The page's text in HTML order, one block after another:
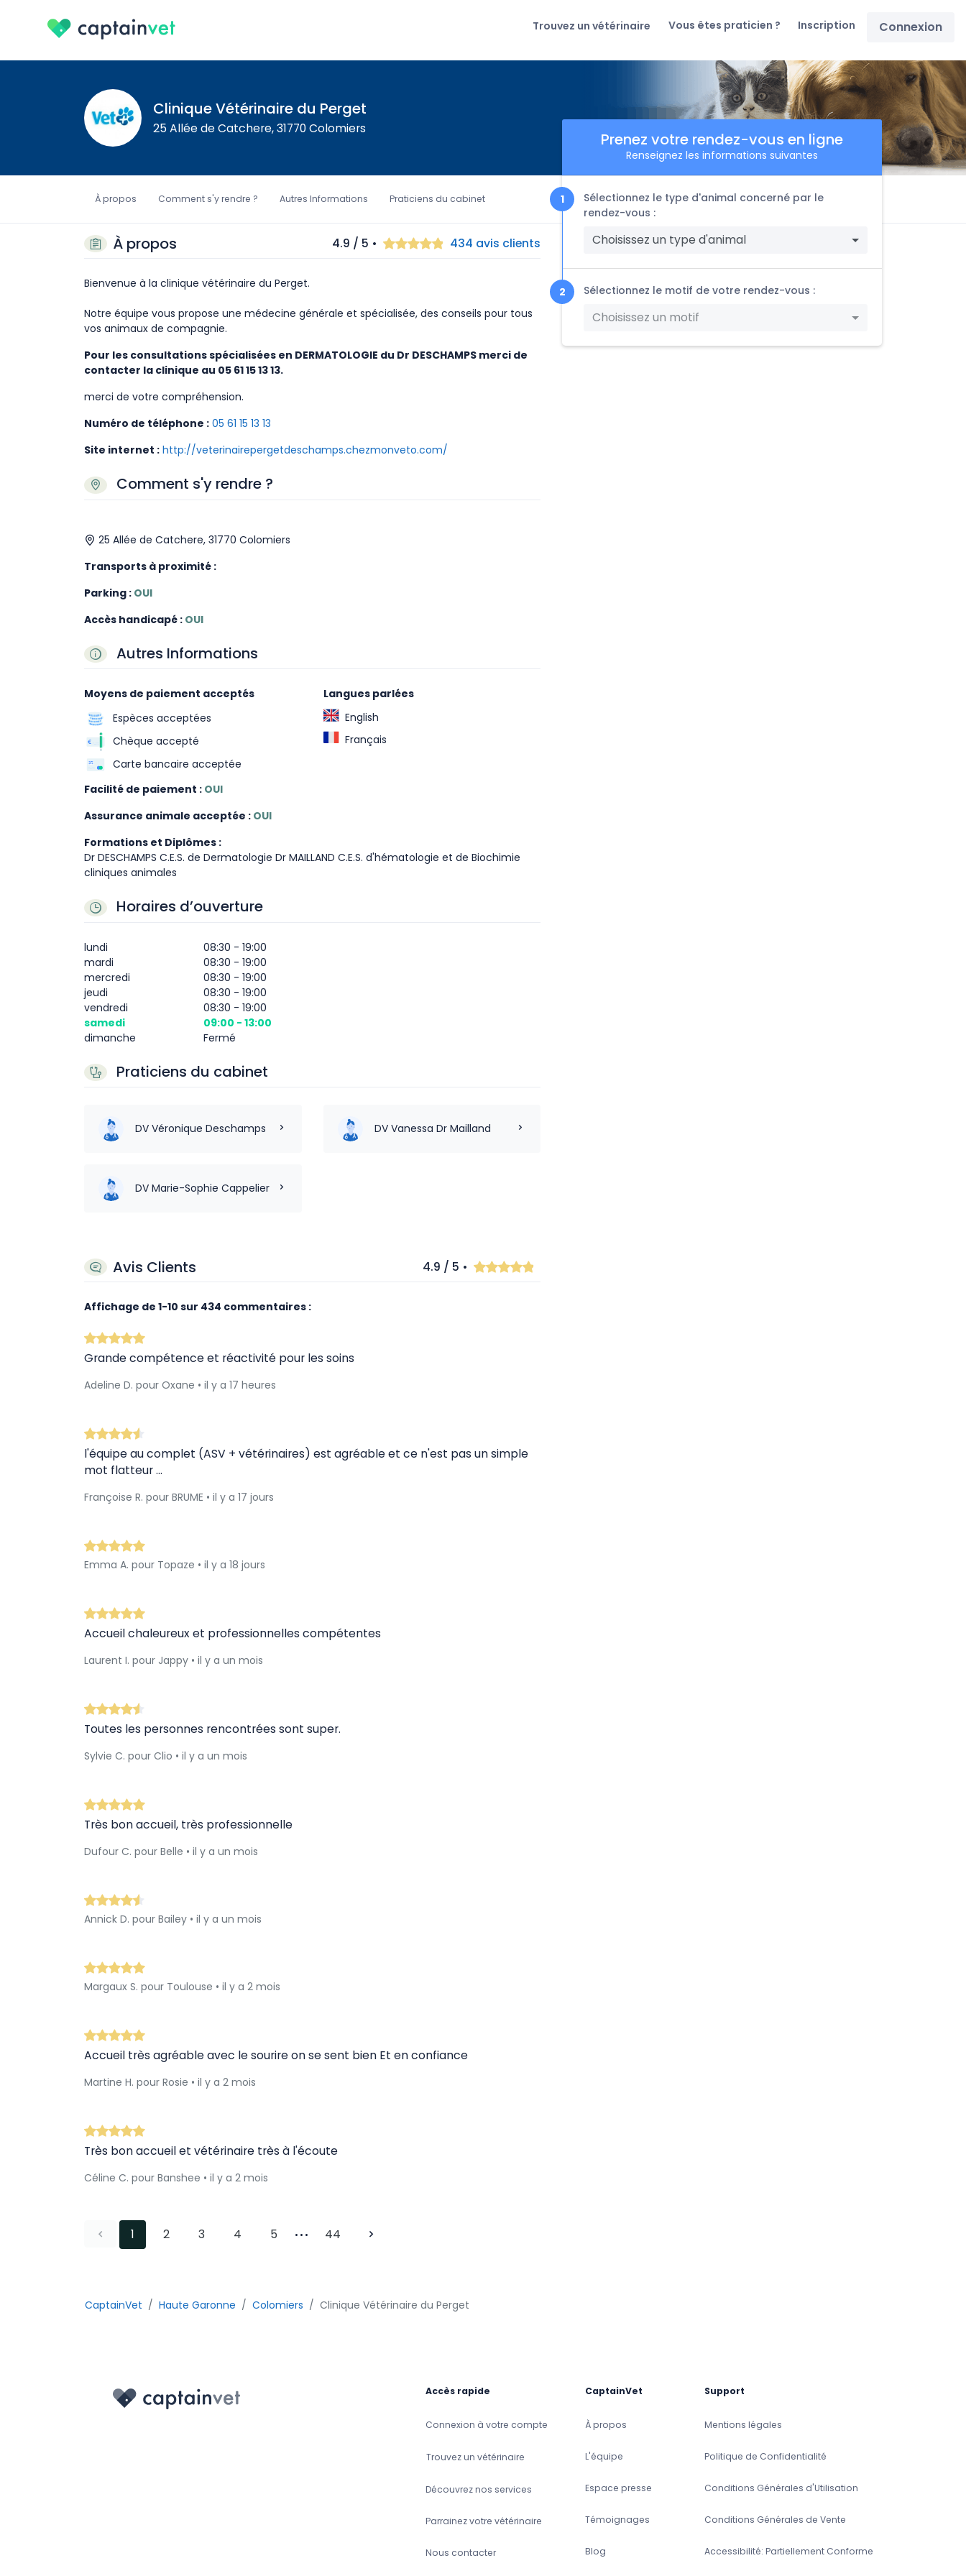
Trouvez un vétérinaire Vous êtes praticien ? Inscription Connexion
Clinique Vétérinaire du Perget
25 Allée de Catchere, 31770 Colomiers
À propos Comment s'y rendre ? Autres Informations Praticiens du cabinet
À propos 4.9 / 5 • 434 avis clients
Bienvenue à la clinique vétérinaire du Perget.
Notre équipe vous propose une médecine générale et spécialisée, des conseils pour tous
vos animaux de compagnie.
Pour les consultations spécialisées en DERMATOLOGIE du Dr DESCHAMPS merci de
contacter la clinique au 05 61 15 13 13.
merci de votre compréhension.
Numéro de téléphone : 05 61 15 13 13
Site internet : http://veterinairepergetdeschamps.chezmonveto.com/
Comment s'y rendre ?
25 Allée de Catchere, 31770 Colomiers
Transports à proximité :
Parking : OUI
Accès handicapé : OUI
Autres Informations
Moyens de paiement acceptés
Espèces acceptées
Chèque accepté
Carte bancaire acceptée
Langues parlées
English
Français
Facilité de paiement : OUI
Assurance animale acceptée : OUI
Formations et Diplômes :
Dr DESCHAMPS C.E.S. de Dermatologie Dr MAILLAND C.E.S. d'hématologie et de Biochimie
cliniques animales
Horaires d’ouverture
lundi
08:30 - 19:00
mardi
08:30 - 19:00
mercredi
08:30 - 19:00
jeudi
08:30 - 19:00
vendredi
08:30 - 19:00
samedi
09:00 - 13:00
dimanche
Fermé
Praticiens du cabinet
DV Véronique Deschamps DV Vanessa Dr Mailland
DV Marie-Sophie Cappelier
Avis Clients 4.9 / 5 •
Affichage de 1-10 sur 434 commentaires :
Grande compétence et réactivité pour les soins
Adeline D. pour Oxane • il y a 17 heures
l'équipe au complet (ASV + vétérinaires) est agréable et ce n'est pas un simple
mot flatteur ...
Françoise R. pour BRUME • il y a 17 jours
Emma A. pour Topaze • il y a 18 jours
Accueil chaleureux et professionnelles compétentes
Laurent I. pour Jappy • il y a un mois
Toutes les personnes rencontrées sont super.
Sylvie C. pour Clio • il y a un mois
Très bon accueil, très professionnelle
Dufour C. pour Belle • il y a un mois
Annick D. pour Bailey • il y a un mois
Margaux S. pour Toulouse • il y a 2 mois
Accueil très agréable avec le sourire on se sent bien Et en confiance
Martine H. pour Rosie • il y a 2 mois
Très bon accueil et vétérinaire très à l'écoute
Céline C. pour Banshee • il y a 2 mois
1 2 3 4 5 44
Prenez votre rendez-vous en ligne
Renseignez les informations suivantes
Sélectionnez le type d'animal concerné par le
rendez-vous :
Choisissez un type d'animal
Sélectionnez le motif de votre rendez-vous :
Choisissez un motif
CaptainVet Haute Garonne Colomiers Clinique Vétérinaire du Perget
Accès rapide
Connexion à votre compte
Trouvez un vétérinaire
Découvrez nos services
Parrainez votre vétérinaire
Nous contacter
CaptainVet
À propos
L'équipe
Espace presse
Témoignages
Blog
Support
Mentions légales
Politique de Confidentialité
Conditions Générales d'Utilisation
Conditions Générales de Vente
Accessibilité: Partiellement Conforme